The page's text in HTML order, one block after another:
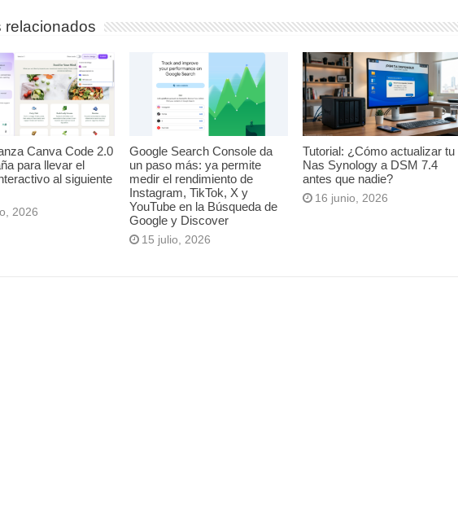
relacionados
Canva Code 2.0
para llevar el
al siguiente
2026
Google Search Console da
un paso más: ya permite
medir el rendimiento de
Instagram, TikTok, X y
YouTube en la Búsqueda de
Google y Discover
15 julio, 2026
Tutorial: ¿Cómo actualizar tu
Nas Synology a DSM 7.4
antes que nadie?
16 junio, 2026